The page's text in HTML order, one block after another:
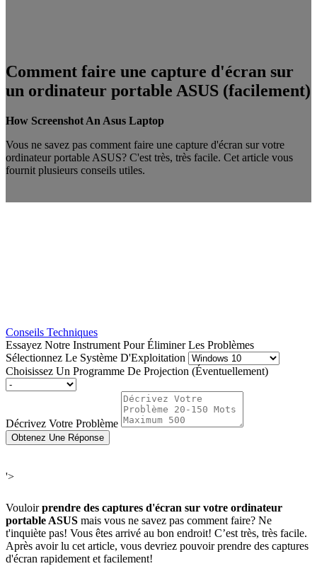
Comment faire une capture d'écran sur
un ordinateur portable ASUS (facilement)
How Screenshot An Asus Laptop
Vous ne savez pas comment faire une capture d'écran sur votre
ordinateur portable ASUS? C'est très, très facile. Cet article vous
fournit plusieurs conseils utiles.
Conseils Techniques
Essayez Notre Instrument Pour Éliminer Les Problèmes
Sélectionnez Le Système D'Exploitation
Choisissez Un Programme De Projection (Éventuellement)
Décrivez Votre Problème
Obtenez Une Réponse
'>
Vouloirprendre des captures d'écran sur votre ordinateur
portable ASUS mais vous ne savez pas comment faire? Ne
t'inquiète pas! Vous êtes arrivé au bon endroit! C’est très, très facile.
Après avoir lu cet article, vous devriez pouvoir prendre des captures
d'écran rapidement et facilement!